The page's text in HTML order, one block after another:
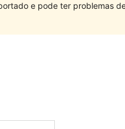
e pode ter problemas